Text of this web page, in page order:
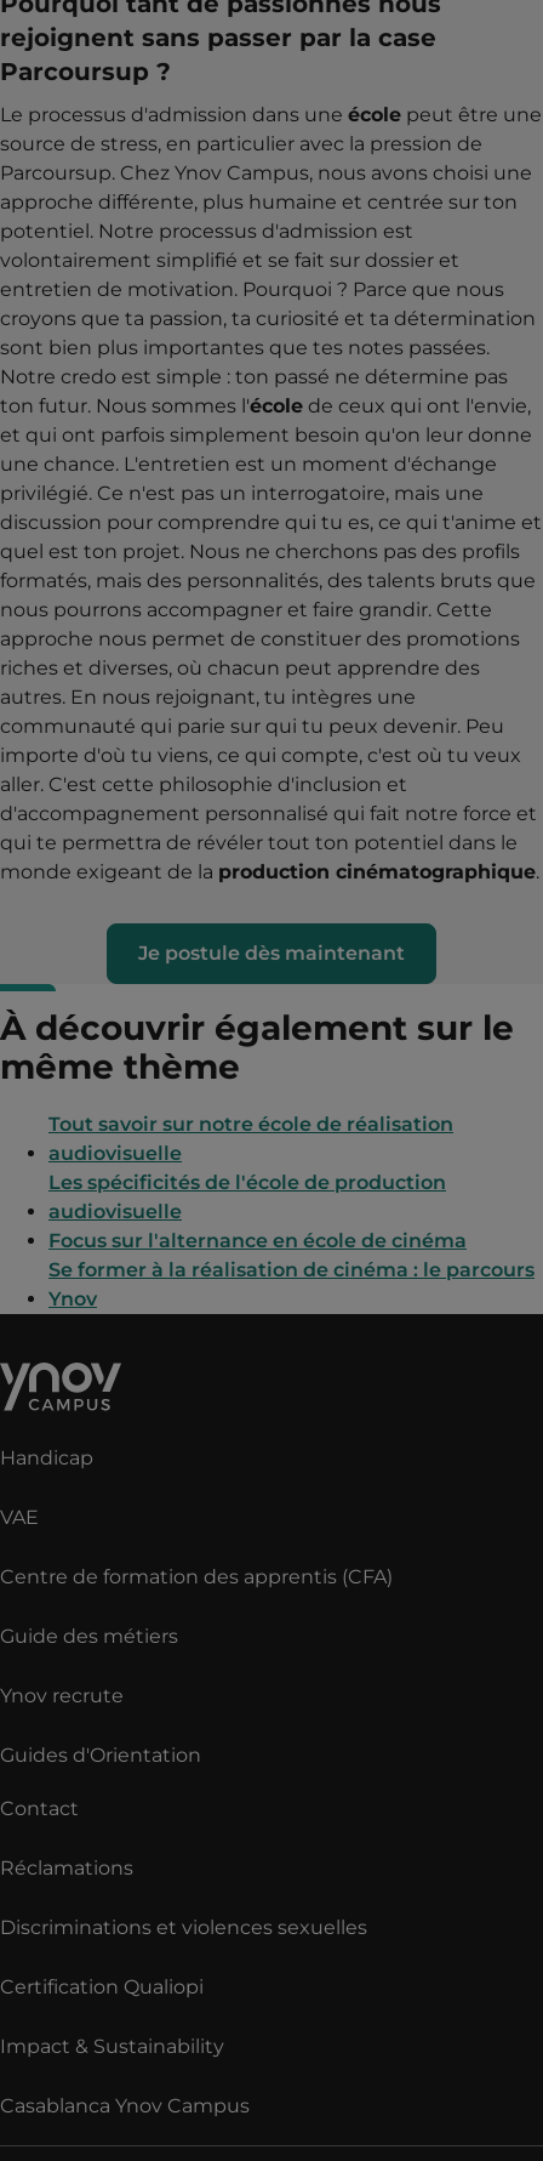
rejoignent sans passer par la case
Parcoursup ?
Le processus d'admission dans une école peut être une
source de stress, en particulier avec la pression de
Parcoursup. Chez Ynov Campus, nous avons choisi une
approche différente, plus humaine et centrée sur ton
potentiel. Notre processus d'admission est
volontairement simplifié et se fait sur dossier et
entretien de motivation. Pourquoi ? Parce que nous
croyons que ta passion, ta curiosité et ta détermination
sont bien plus importantes que tes notes passées.
Notre credo est simple : ton passé ne détermine pas
ton futur. Nous sommes l'école de ceux qui ont l'envie,
et qui ont parfois simplement besoin qu'on leur donne
une chance. L'entretien est un moment d'échange
privilégié. Ce n'est pas un interrogatoire, mais une
discussion pour comprendre qui tu es, ce qui t'anime et
quel est ton projet. Nous ne cherchons pas des profils
formatés, mais des personnalités, des talents bruts que
nous pourrons accompagner et faire grandir. Cette
approche nous permet de constituer des promotions
riches et diverses, où chacun peut apprendre des
autres. En nous rejoignant, tu intègres une
communauté qui parie sur qui tu peux devenir. Peu
importe d'où tu viens, ce qui compte, c'est où tu veux
aller. C'est cette philosophie d'inclusion et
d'accompagnement personnalisé qui fait notre force et
qui te permettra de révéler tout ton potentiel dans le
monde exigeant de la production cinématographique.
Je postule dès maintenant
À découvrir également sur le
même thème
Tout savoir sur notre école de réalisation
audiovisuelle
Les spécificités de l'école de production
audiovisuelle
Focus sur l'alternance en école de cinéma
Se former à la réalisation de cinéma : le parcours
Ynov
Handicap
VAE
Centre de formation des apprentis (CFA)
Guide des métiers
Ynov recrute
Guides d'Orientation
Contact
Réclamations
Discriminations et violences sexuelles
Certification Qualiopi
Impact & Sustainability
Casablanca Ynov Campus